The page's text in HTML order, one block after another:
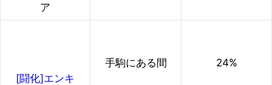
ア
[闘化]エンキ
手駒にある間 24%